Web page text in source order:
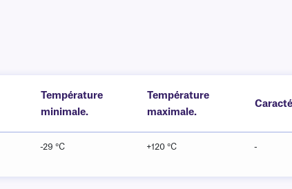
Température
minimale.
Température
maximale.
-29 °C +120 °C -